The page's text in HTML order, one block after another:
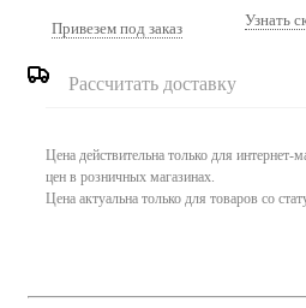
Привезем под заказ Узнать
Рассчитать доставку
Цена действительна только для интернет-
цен в розничных магазинах.
Цена актуальна только для товаров со